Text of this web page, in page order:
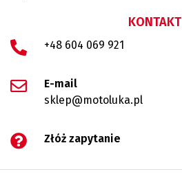
KONTAKT
+48 604 069 921
E-mail
sklep@motoluka.pl
Złóż zapytanie